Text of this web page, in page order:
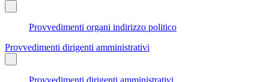
Provvedimenti organi indirizzo politico
Provvedimenti dirigenti amministrativi
Provvedimenti dirigenti amministrativi